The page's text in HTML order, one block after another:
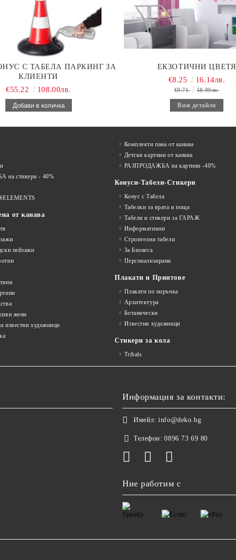
С ТАБЕЛА ПАРКИНГ ЗА
КЛИЕНТИ
€55.22
108.00лв.
ЕКЗОТИЧНИ ЦВЕТЯ
€8.25 16.14лв.
€9.71 18.99лв.
Виж детайли
стикери - 40%
от канава
пейзажи
жени
известни художници
Комплекти пана от канава
Детски картини от канава
РАЗПРОДАЖБА на картини -40%
Конуси-Табели-Стикери
Конус с Табела
Табелки за врата и поща
Табели и стикери за ГАРАЖ
Информативни
Строителни табели
За Бизнеса
Персонализирани
Плакати и Принтове
Плакати по поръчка
Архитектура
Ботанически
Известни художници
Стикери за кола
Tribals
Информация за контакти:
Имейл: info@deko.bg
Телефон: 0896 73 69 80
Ние работим с